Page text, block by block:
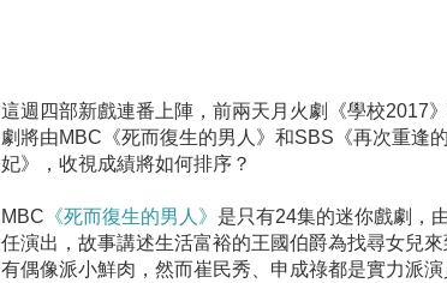
這週四部新戲連番上陣，前兩天月火劇《學校2017
劇將由MBC《死而復生的男人》和SBS《再次重逢
妃》，收視成績將如何排序？
MBC 《死而復生的男人》 是只有24集的迷你戲劇，
任演出，故事講述生活富裕的王國伯爵為找尋女兒
有偶像派小鮮肉，然而崔民秀、申成祿都是實力派